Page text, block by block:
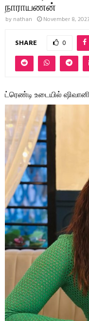
நாராயணன்
by nathan November 8, 2023
SHARE 0
ட்ரெண்டி உடையில்